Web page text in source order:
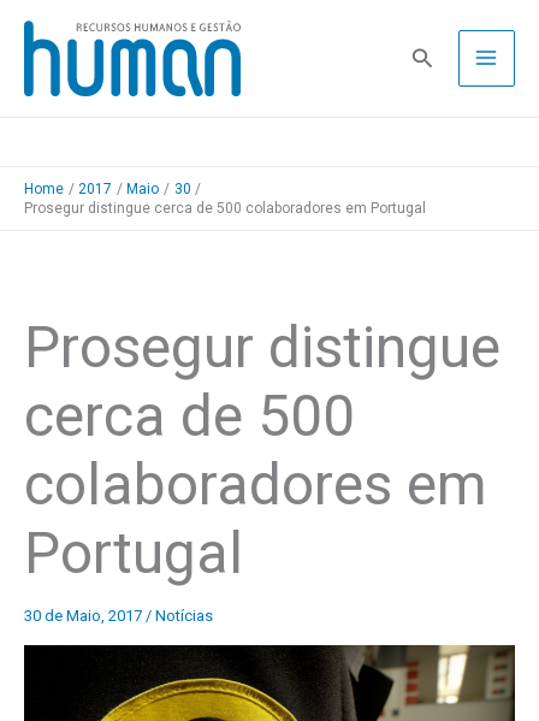
Skip
content
Pesquisa
Home 2017 Maio
30
Prosegur distingue cerca de 500 colaboradores em Portugal
Prosegur distingue
cerca de 500
colaboradores em
Portugal
30 de Maio, 2017 / Notícias